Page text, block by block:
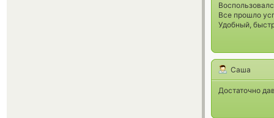
Все прошло
Удобный,
Саша
Достаточно